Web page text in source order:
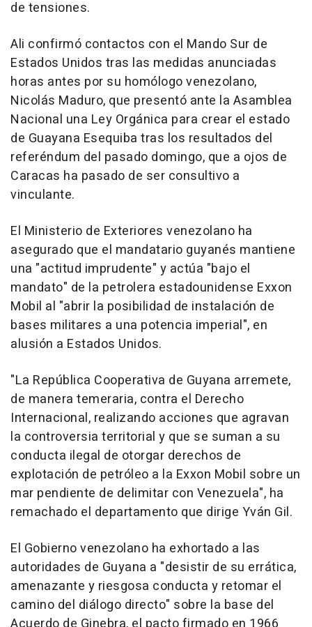
de tensiones.
Ali confirmó contactos con el Mando Sur de
Estados Unidos tras las medidas anunciadas
horas antes por su homólogo venezolano,
Nicolás Maduro, que presentó ante la Asamblea
Nacional una Ley Orgánica para crear el estado
de Guayana Esequiba tras los resultados del
referéndum del pasado domingo, que a ojos de
Caracas ha pasado de ser consultivo a
vinculante.
El Ministerio de Exteriores venezolano ha
asegurado que el mandatario guyanés mantiene
una "actitud imprudente" y actúa "bajo el
mandato" de la petrolera estadounidense Exxon
Mobil al "abrir la posibilidad de instalación de
bases militares a una potencia imperial", en
alusión a Estados Unidos.
"La República Cooperativa de Guyana arremete,
de manera temeraria, contra el Derecho
Internacional, realizando acciones que agravan
la controversia territorial y que se suman a su
conducta ilegal de otorgar derechos de
explotación de petróleo a la Exxon Mobil sobre un
mar pendiente de delimitar con Venezuela", ha
remachado el departamento que dirige Yván Gil.
El Gobierno venezolano ha exhortado a las
autoridades de Guyana a "desistir de su errática,
amenazante y riesgosa conducta y retomar el
camino del diálogo directo" sobre la base del